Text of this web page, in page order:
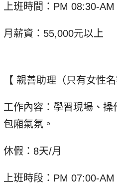
上班時間：PM 08:30-
月薪資：55,000元以上
【 親善助理（只有女性名
工作內容：學習現場、
包廂氣氛。
休假：8天/月
上班時段：PM 07:00-